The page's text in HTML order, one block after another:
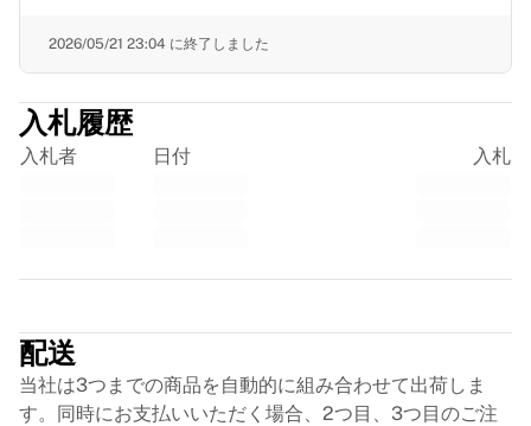
アイスホッケー
オールボー・パイレーツ
トレ・クローナー
NHLアラムナイ
アイスホッケーをすべて表示
シャツの認証
マイコレクション
2026/05/21 23:04 に終了しました
入札履歴
入札者 日付 入札
配送
当社は3つまでの商品を自動的に組み合わせて出荷しま
す。同時にお支払いいただく場合、2つ目、3つ目のご注